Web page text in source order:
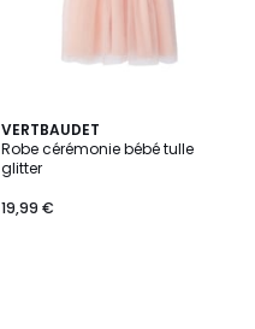
VERTBAUDET
Robe cérémonie bébé tulle
glitter
19,99 €